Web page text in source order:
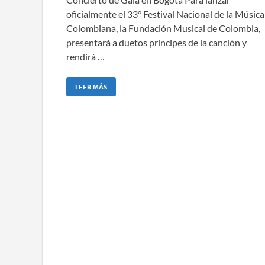
oficialmente el 33° Festival Nacional de la Música
Colombiana, la Fundación Musical de Colombia,
presentará a duetos príncipes de la canción y
rendirá …
LEER MÁS